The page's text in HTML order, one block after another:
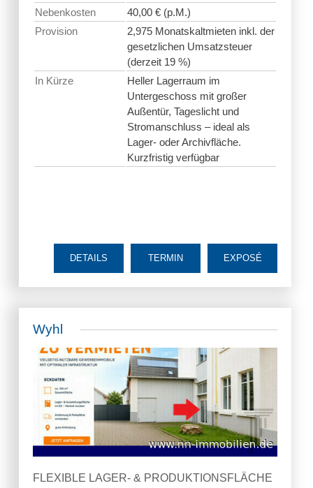
Nebenkosten
40,00 € (p.M.)
Provision
2,975 Monatskaltmieten inkl. der
gesetzlichen Umsatzsteuer
(derzeit 19 %)
In Kürze
Heller Lagerraum im
Untergeschoss mit großer
Außentür, Tageslicht und
Stromanschluss – ideal als
Lager- oder Archivfläche.
Kurzfristig verfügbar
EXPOSÉ
TERMIN
DETAILS
Wyhl
FLEXIBLE LAGER- & PRODUKTIONSFLÄCHE